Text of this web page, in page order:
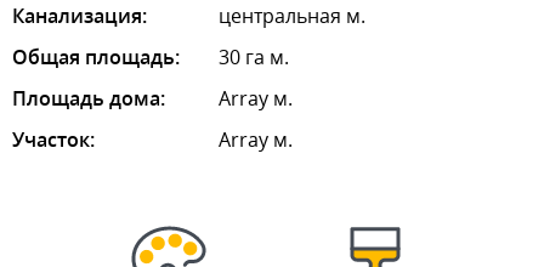
Канализация:
центральная м.
Общая площадь:
30 га м.
Площадь дома:
Array м.
Участок:
Array м.